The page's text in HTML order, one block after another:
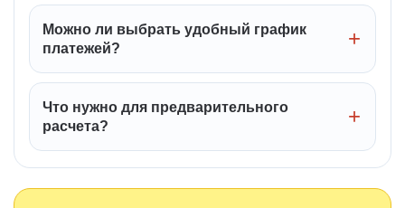
Можно ли выбрать удобный график
платежей?
Что нужно для предварительного
расчета?